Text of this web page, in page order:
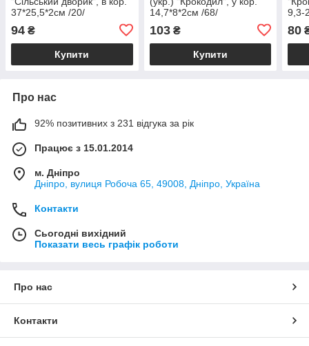
37*25,5*2см /20/
94 ₴
Купити
14,7*8*2см /68/
103₴
Купити
9,3-
80
Про нас
92% позитивних з 231 відгука за рік
Працює з 15.01.2014
м. Дніпро
Дніпро, вулиця Робоча 65, 49008, Дніпро, Україна
Контакти
Сьогодні вихідний
Показати весь графік роботи
Про нас
Контакти